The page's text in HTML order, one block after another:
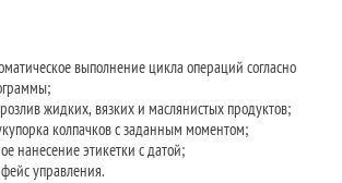
выполнение цикла операций согласно
жидких, вязких и маслянистых продуктов;
колпачков с заданным моментом;
нанесение этикетки с датой;
управления.